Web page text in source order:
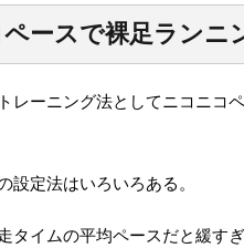
ースで裸足ランニ
レーニング法としてニコニコ
設定法はいろいろある。
タイムの平均ペースだと緩す